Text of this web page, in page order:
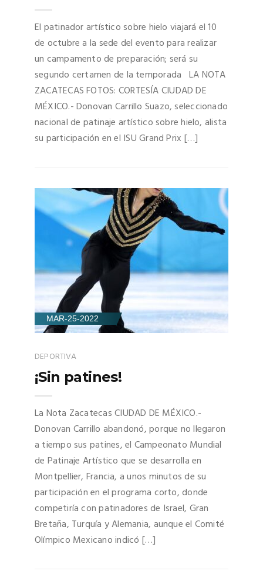
El patinador artístico sobre hielo viajará el 10
de octubre a la sede del evento para realizar
un campamento de preparación; será su
segundo certamen de la temporada LA NOTA
ZACATECAS FOTOS: CORTESÍA CIUDAD DE
MÉXICO.- Donovan Carrillo Suazo, seleccionado
nacional de patinaje artístico sobre hielo, alista
su participación en el ISU Grand Prix […]
MAR-25-2022
DEPORTIVA
¡Sin patines!
La Nota Zacatecas CIUDAD DE MÉXICO.-
Donovan Carrillo abandonó, porque no llegaron
a tiempo sus patines, el Campeonato Mundial
de Patinaje Artístico que se desarrolla en
Montpellier, Francia, a unos minutos de su
participación en el programa corto, donde
competiría con patinadores de Israel, Gran
Bretaña, Turquía y Alemania, aunque el Comité
Olímpico Mexicano indicó […]